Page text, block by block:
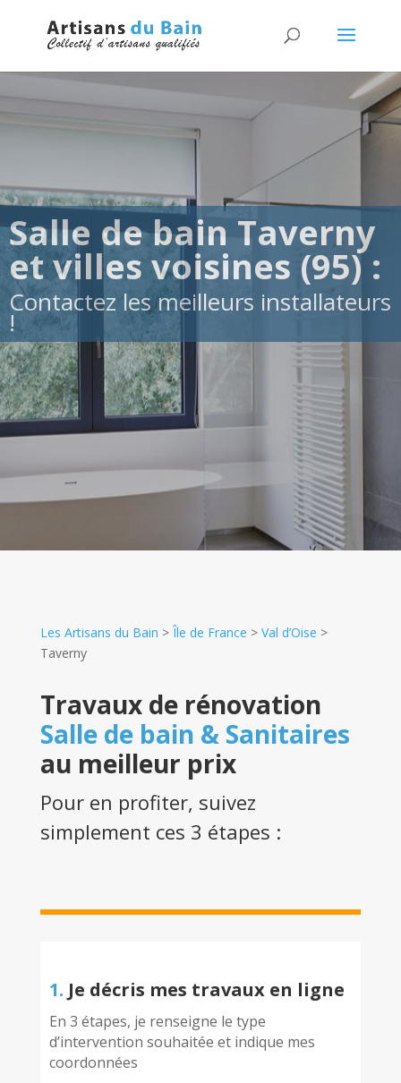
Salle de bain Taverny
et villes voisines (95) :
Contactez les meilleurs installateurs
!
Les Artisans du Bain > Île de France > Val d’Oise >
Taverny
Travaux de rénovation
Salle de bain & Sanitaires
au meilleur prix
Pour en profiter, suivez
simplement ces 3 étapes :
1. Je décris mes travaux en ligne
En 3 étapes, je renseigne le type
d’intervention souhaitée et indique mes
coordonnées